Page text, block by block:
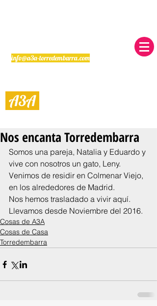
info@a3a-torredembarra.com
A3A
Nos encanta Torredembarra
Somos una pareja, Natalia y Eduardo y
vive con nosotros un gato, Leny.
Venimos de residir en Colmenar Viejo,
en los alrededores de Madrid.
Nos hemos trasladado a vivir aquí.
Llevamos desde Noviembre del 2016.
Cosas de A3A
Cosas de Casa
Torredembarra